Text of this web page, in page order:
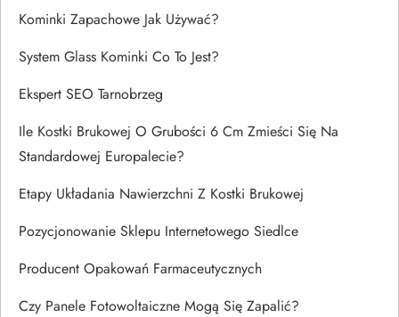
Kominki Zapachowe Jak Używać?
System Glass Kominki Co To Jest?
Ekspert SEO Tarnobrzeg
Ile Kostki Brukowej O Grubości 6 Cm Zmieści Się Na
Standardowej Europalecie?
Etapy Układania Nawierzchni Z Kostki Brukowej
Pozycjonowanie Sklepu Internetowego Siedlce
Producent Opakowań Farmaceutycznych
Czy Panele Fotowoltaiczne Mogą Się Zapalić?